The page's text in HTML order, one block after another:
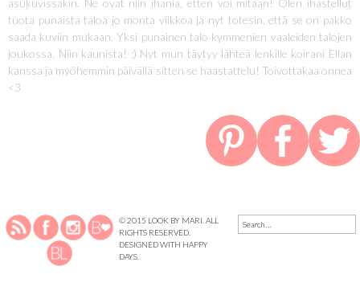
asukuvissakin. Ne ovat niin ihania, etten voi mitään! Olen ihastellut
tuota punaista taloa jo monta viikkoa ja nyt totesin, että se on pakko
saada kuviin mukaan. Yksi punainen talo kymmenien vaaleiden talojen
joukossa. Niin kaunista! :) Nyt mun täytyy lähteä lenkille koirani Ellan
kanssa ja myöhemmin päivällä sitten se haastattelu! Toivottakaa onnea
<3
© 2015 LOOK BY MARI. ALL
RIGHTS RESERVED.
DESIGNED WITH HAPPY
DAYS.
FOR: